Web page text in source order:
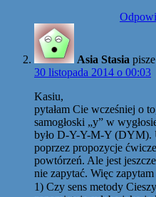
Asia Stasia
30 listopada 2014 o 00:03
Kasiu,
pytałam Cie wcześniej o
samogłoski „y” w
było D-Y-Y-M-Y (DYM).
poprzez propozycje
powtórzeń. Ale jest
nie zapytać. Więc
1) Czy sens metody